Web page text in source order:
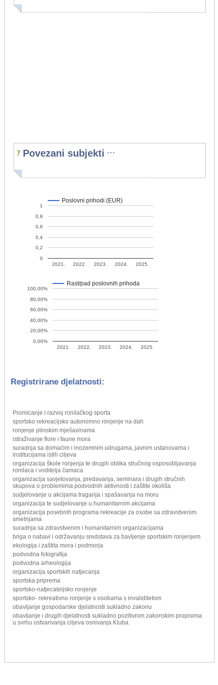
Povezani subjekti ...
Poslovni prihodi (EUR)
2021. 2022. 2023. 2024. 2025.
0
0,2
0,4
0,6
0,8
1
Rast/pad poslovnih prihoda
2021. 2022. 2023. 2024. 2025.
0,00%
20,00%
40,00%
60,00%
80,00%
100,00%
Registrirane djelatnosti:
Promicanje i razvoj ronilačkog sporta
sportsko rekreacijsko autonomno ronjenje na dah
ronjenje plinskim mješavinama
istraživanje flore i faune mora
suradnja sa domaćim i inozemnim udrugama, javnim ustanovama i
institucijama istih ciljeva
organizacija škole ronjenja te drugih oblika stručnog osposobljavanja
ronilaca i voditelja čamaca
organizacija savjetovanja, predavanja, seminara i drugih stručnih
skupova o problemima podvodnih aktivnosti i zaštite okoliša
sudjelovanje u akcijama traganja i spašavanja na moru
organizacija te sudjelovanje u humanitarnim akcijama
organizacija posebnih programa rekreacije za osobe sa zdravstvenim
smetnjama
suradnja sa zdravstvenim i humanitarnim organizacijama
briga o nabavi i održavanju sredstava za bavljenje sportskim ronjenjem
ekologija i zaštita mora i podmorja
podvodna fotografija
podvodna arheologija
organizacija sportskih natjecanja
sportska priprema
sportsko-natjecateljsko ronjenje
sportsko- rekreativno ronjenje s osobama s invaliditetom
obavljanje gospodarske djelatnosti sukladno zakonu
obavljanje i drugih djelatnosti sukladno pozitivnim zakonskim propisima
u svrhu ostvarivanja ciljeva osnivanja Kluba.